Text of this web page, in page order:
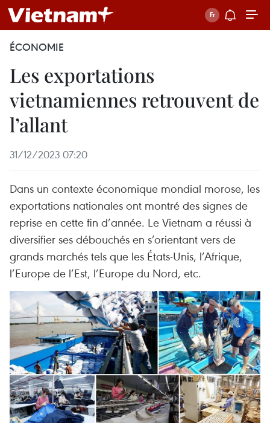
ÉCONOMIE
Les exportations
vietnamiennes retrouvent de
l’allant
31/12/2023 07:20
Dans un contexte économique mondial morose, les
exportations nationales ont montré des signes de
reprise en cette fin d’année. Le Vietnam a réussi à
diversifier ses débouchés en s’orientant vers de
grands marchés tels que les États-Unis, l’Afrique,
l’Europe de l’Est, l’Europe du Nord, etc.